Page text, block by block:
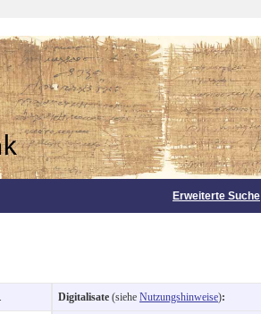
Erweiterte Suche
Digitalisate (siehe Nutzungshinweise):